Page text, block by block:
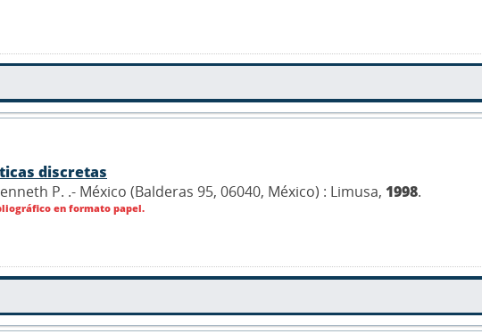
discretas
P. .- México (Balderas 95, 06040, México) : Limusa, 1998.
en formato papel.